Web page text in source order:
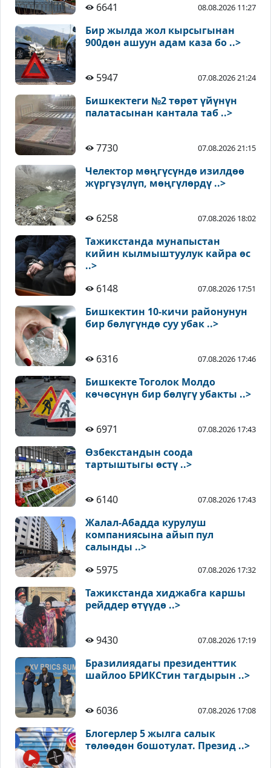
6641 08.08.2026 11:27
Бир жылда жол кырсыгынан
900дөн ашуун адам каза бо ..>
5947 07.08.2026 21:24
Бишкектеги №2 төрөт үйүнүн
палатасынан кантала таб ..>
7730 07.08.2026 21:15
Челектор мөңгүсүндө изилдөө
жүргүзүлүп, мөңгүлөрдү ..>
6258 07.08.2026 18:02
Тажикстанда мунапыстан
кийин кылмыштуулук кайра өс
..>
6148
07.08.2026 17:51
Бишкектин 10-кичи районунун
бир бөлүгүндө суу убак ..>
6316 07.08.2026 17:46
Бишкекте Тоголок Молдо
көчөсүнүн бир бөлүгү убакты ..>
6971 07.08.2026 17:43
Өзбекстандын соода
тартыштыгы өстү ..>
6140 07.08.2026 17:43
Жалал-Абадда курулуш
компаниясына айып пул
салынды ..>
5975
07.08.2026 17:32
Тажикстанда хиджабга каршы
рейддер өтүүдө ..>
9430 07.08.2026 17:19
Бразилиядагы президенттик
шайлоо БРИКСтин тагдырын ..>
6036 07.08.2026 17:08
Блогерлер 5 жылга салык
төлөөдөн бошотулат. Презид ..>